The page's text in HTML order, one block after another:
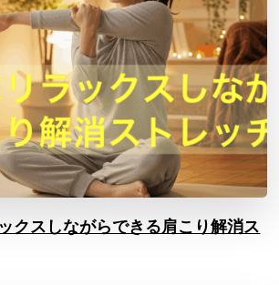
クスしながらできる肩こり解消ス